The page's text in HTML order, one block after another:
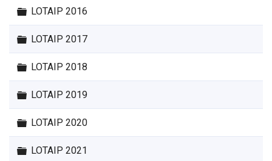
Carpeta
LOTAIP 2016
Carpeta
LOTAIP 2017
Carpeta
LOTAIP 2018
Carpeta
LOTAIP 2019
Carpeta
LOTAIP 2020
Carpeta
LOTAIP 2021